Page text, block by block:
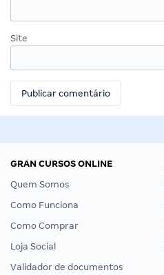
Site
GRAN CURSOS ONLINE
Quem Somos
Como Funciona
Como Comprar
Loja Social
Validador de documentos